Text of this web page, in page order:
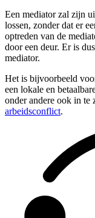
Een mediator zal zijn
lossen, zonder dat er
optreden van de
door een deur. Er is
mediator.
Het is bijvoorbeeld
een lokale en
onder andere ook in te
arbeidsconflict.